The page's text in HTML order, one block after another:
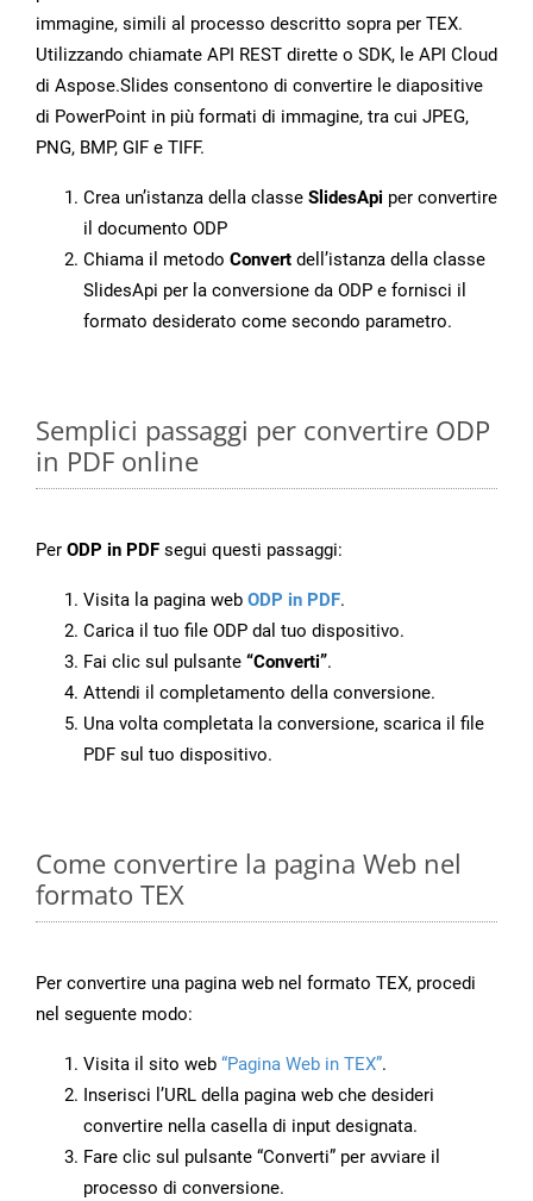
immagine, simili al processo descritto sopra per TEX.
Utilizzando chiamate API REST dirette o SDK, le API Cloud
di Aspose.Slides consentono di convertire le diapositive
di PowerPoint in più formati di immagine, tra cui JPEG,
PNG, BMP, GIF e TIFF.
Crea un’istanza della classe SlidesApi per convertire
il documento ODP
Chiama il metodo Convert dell’istanza della classe
SlidesApi per la conversione da ODP e fornisci il
formato desiderato come secondo parametro.
Semplici passaggi per convertire ODP
in PDF online
Per ODP in PDF segui questi passaggi:
Visita la pagina web ODP in PDF.
Carica il tuo file ODP dal tuo dispositivo.
Fai clic sul pulsante “Converti”.
Attendi il completamento della conversione.
Una volta completata la conversione, scarica il file
PDF sul tuo dispositivo.
Come convertire la pagina Web nel
formato TEX
Per convertire una pagina web nel formato TEX, procedi
nel seguente modo:
Visita il sito web “Pagina Web in TEX”.
Inserisci l’URL della pagina web che desideri
convertire nella casella di input designata.
Fare clic sul pulsante “Converti” per avviare il
processo di conversione.